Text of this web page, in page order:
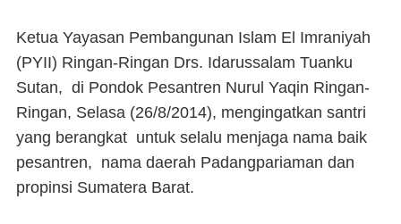
Ketua Yayasan Pembangunan Islam El Imraniyah
(PYII) Ringan-Ringan Drs. Idarussalam Tuanku
Sutan, di Pondok Pesantren Nurul Yaqin Ringan-
Ringan, Selasa (26/8/2014), mengingatkan santri
yang berangkat untuk selalu menjaga nama baik
pesantren, nama daerah Padangpariaman dan
propinsi Sumatera Barat.